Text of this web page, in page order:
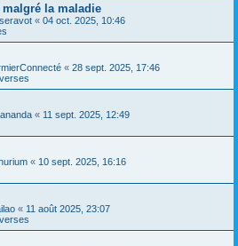
la maladie
« 04 oct. 2025, 10:46
« 28 sept. 2025, 17:46
« 11 sept. 2025, 12:49
« 10 sept. 2025, 16:16
« 11 août 2025, 23:07